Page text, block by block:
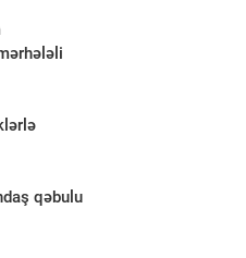
qəbulu